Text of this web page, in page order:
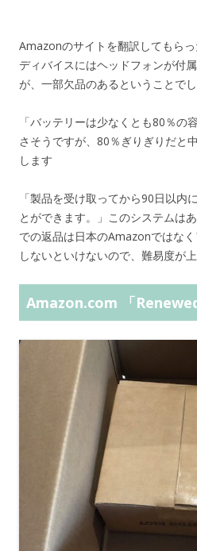
Amazonのサイトを翻訳してもら
ディバイスにはヘッドフォンが付
が、一部欠品のあるということで
「バッテリーは少なくとも80％の
さそうですが、80％ぎりぎりだと
します
「製品を受け取ってから90日以内
とができます。」このシステムは
での返品は日本のAmazonではな
しないといけないので、難易度が
Amazon.com 「